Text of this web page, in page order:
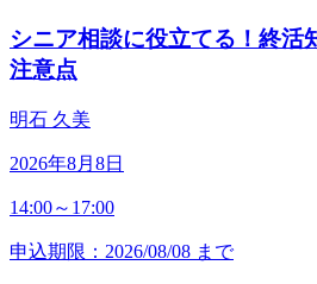
シニア相談に役立てる！終活
注意点
明石 久美
2026年8月8日
14:00～17:00
申込期限：2026/08/08 まで